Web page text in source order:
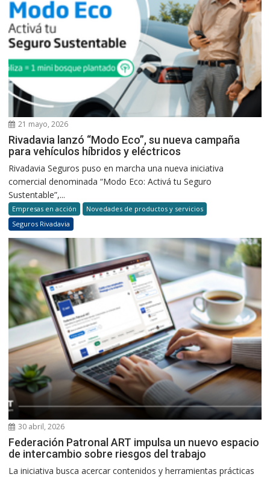
21 mayo, 2026
Rivadavia lanzó “Modo Eco”, su nueva campaña
para vehículos híbridos y eléctricos
Rivadavia Seguros puso en marcha una nueva iniciativa
comercial denominada “Modo Eco: Activá tu Seguro
Sustentable”,...
Empresas en acción
Novedades de productos y servicios
Seguros Rivadavia
30 abril, 2026
Federación Patronal ART impulsa un nuevo espacio
de intercambio sobre riesgos del trabajo
La iniciativa busca acercar contenidos y herramientas prácticas